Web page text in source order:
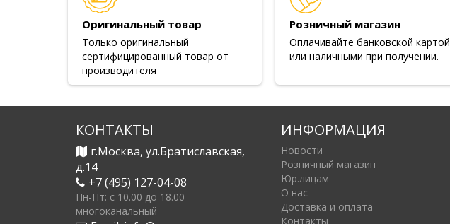
Оригинальный товар
Только оригинальный
сертифицированный товар от
производителя
Розничный магазин
Оплачивайте банковской картой
или наличными при получении.
КОНТАКТЫ
г.Москва, ул.Братиславская,
д.14
+7 (495) 127-04-08
Пн-Пт: c 10.00 до 18.00
многоканальный
ИНФОРМАЦИЯ
Новости
Розничный магазин
Юр.лицам
О нас
Доставка и оплата
Контакты